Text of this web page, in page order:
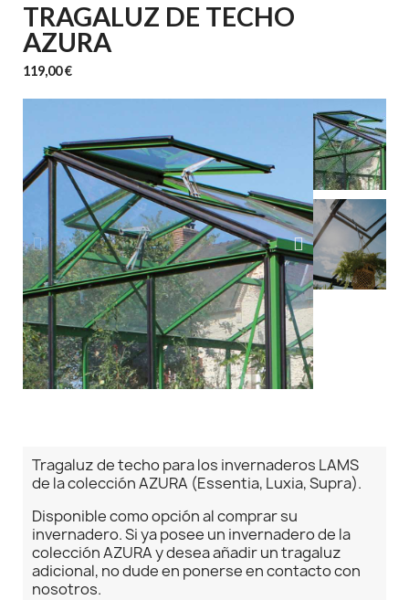
TRAGALUZ DE TECHO
AZURA
119,00 €
Tragaluz de techo para los invernaderos LAMS
de la colección AZURA (Essentia, Luxia, Supra).
Disponible como opción al comprar su
invernadero. Si ya posee un invernadero de la
colección AZURA y desea añadir un tragaluz
adicional, no dude en ponerse en contacto con
nosotros.